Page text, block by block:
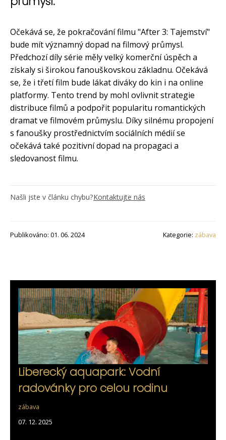
Očekává se, že pokračování filmu "After 3: Tajemství"
bude mít významný dopad na filmový průmysl.
Předchozí díly série měly velký komerční úspěch a
získaly si širokou fanouškovskou základnu. Očekává
se, že i třetí film bude lákat diváky do kin i na online
platformy. Tento trend by mohl ovlivnit strategie
distribuce filmů a podpořit popularitu romantických
dramat ve filmovém průmyslu. Díky silnému propojení
s fanoušky prostřednictvím sociálních médií se
očekává také pozitivní dopad na propagaci a
sledovanost filmu.
Našli jste v článku chybu?Kontaktujte nás
Publikováno: 01. 06. 2024 Kategorie: zábava
Liberecký aquapark: Vodní
radovánky pro celou rodinu
zábava
07. 12. 2025